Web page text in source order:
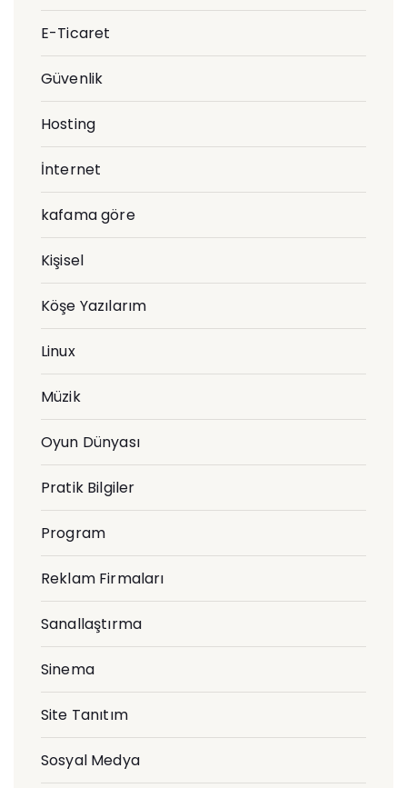
E-Ticaret
Güvenlik
Hosting
İnternet
kafama göre
Kişisel
Köşe Yazılarım
Linux
Müzik
Oyun Dünyası
Pratik Bilgiler
Program
Reklam Firmaları
Sanallaştırma
Sinema
Site Tanıtım
Sosyal Medya